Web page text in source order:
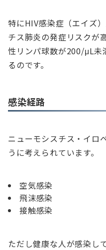
特にHIV感染症（エイズ
チス肺炎の発症リスクが
性リンパ球数が200/μL未
るのです。
感染経路
ニューモシスチス・イロ
うに考えられています。
空気感染
飛沫感染
接触感染
ただし健康な人が感染し